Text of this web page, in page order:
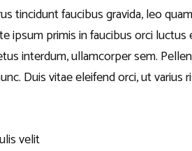
tincidunt faucibus gravida, leo
ipsum primis in faucibus orci
interdum, ullamcorper sem.
Duis vitae eleifend orci, ut
velit